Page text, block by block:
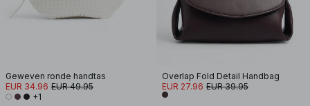
Geweven ronde handtas
EUR 34.96 EUR 49.95
+1
Overlap Fold Detail Handbag
EUR 27.96 EUR 39.95